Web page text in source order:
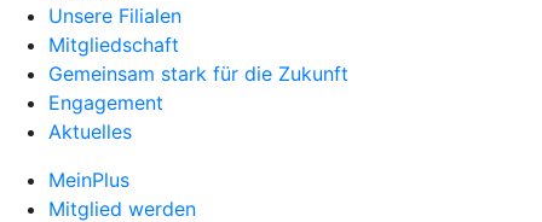
Unsere Filialen
Mitgliedschaft
Gemeinsam stark für die Zukunft
Engagement
Aktuelles
MeinPlus
Mitglied werden